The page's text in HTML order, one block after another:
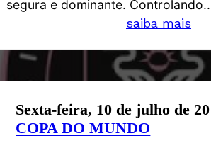
segura e dominante. Controlando..
saiba mais
Sexta-feira, 10 de julho de
COPA DO MUNDO